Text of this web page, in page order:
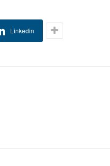
Linkedin